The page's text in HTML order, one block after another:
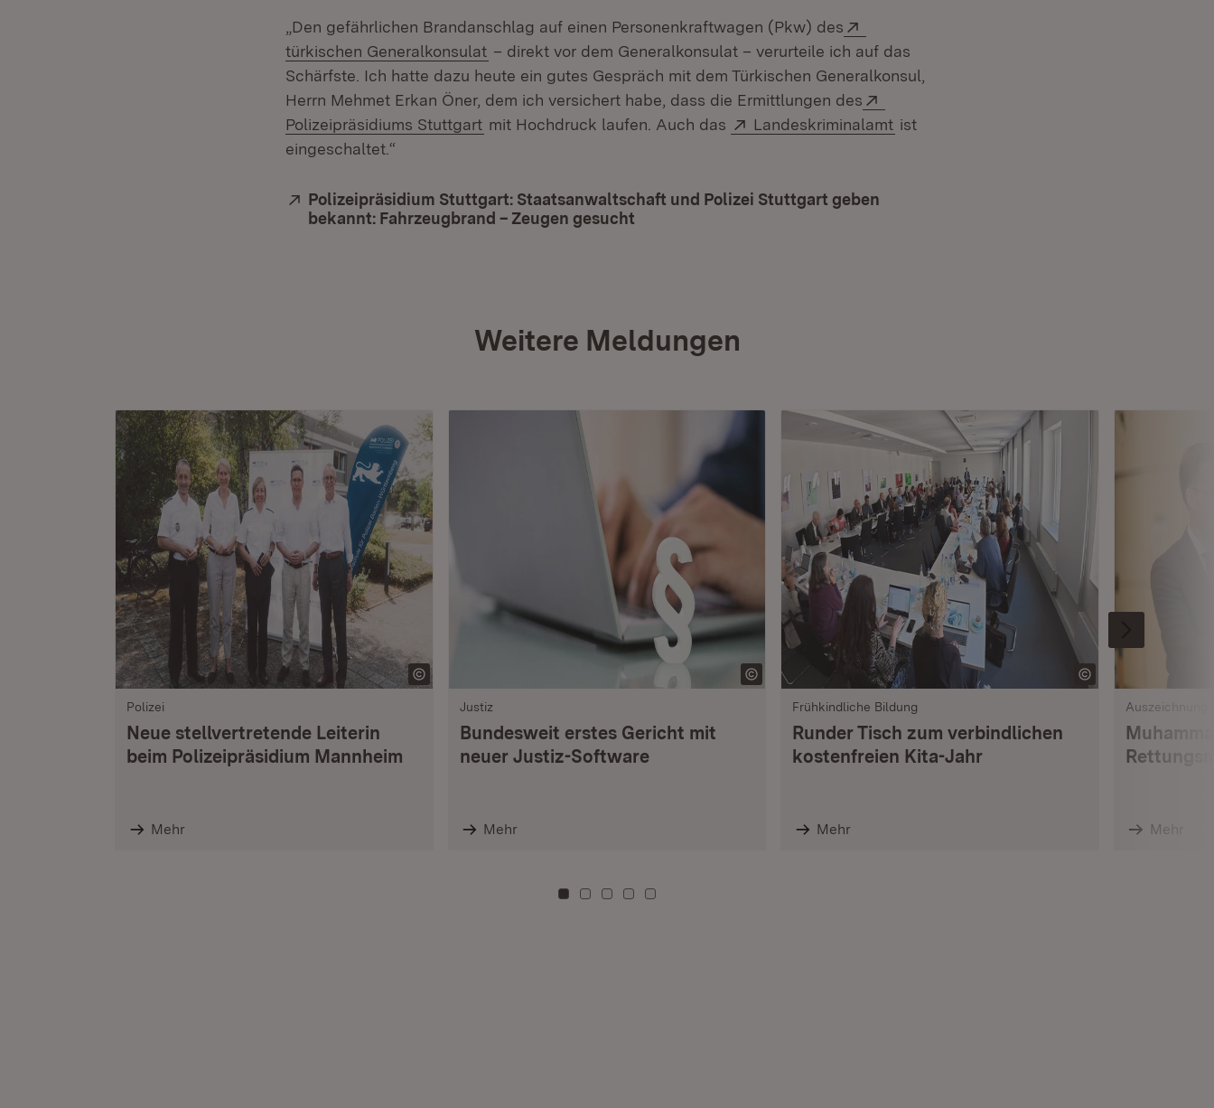
„Den gefährlichen Brandanschlag auf einen Personenkraftwagen (Pkw) des
türkischen Generalkonsulat (Öffnet in neuem Fenster)
– direkt vor dem Generalkonsulat – verurteile ich auf das
Schärfste. Ich hatte dazu heute ein gutes Gespräch mit dem Türkischen Generalkonsul,
Herrn Mehmet Erkan Öner, dem ich versichert habe, dass die Ermittlungen des
Polizeipräsidiums Stuttgart (Öffnet in neuem Fenster)
mit Hochdruck laufen. Auch das Extern:
Landeskriminalamt (Öffnet in neuem Fenster)
ist
eingeschaltet.“
Extern:
Polizeipräsidium Stuttgart: Staatsanwaltschaft und Polizei Stuttgart geben
bekannt: Fahrzeugbrand – Zeugen gesucht
Weitere Meldungen
Polizei
Neue stellvertretende Leiterin
beim Polizeipräsidium Mannheim
Mehr
Justiz
Bundesweit erstes Gericht mit
neuer Justiz-Software
Mehr
Frühkindliche Bildung
Runder Tisch zum verbindlichen
kostenfreien Kita-Jahr
Mehr
Auszeichnung
Mehr
Zu Kachel: 0
Zu Kachel: 3
Zu Kachel: 6
Zu Kachel: 9
Zu Kachel: 12